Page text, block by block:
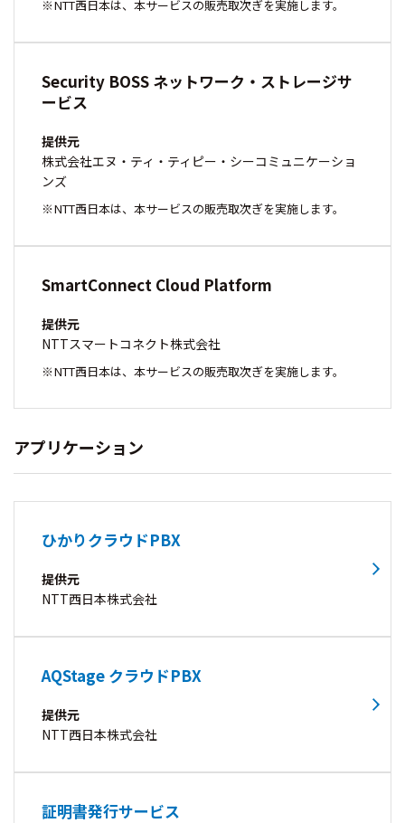
NTT西日本は、本サービスの販売取次ぎを実施します。
Security BOSS ネットワーク・ストレージサ
ービス
提供元
株式会社エヌ・ティ・ティピー・シーコミュニケーショ
ンズ
NTT西日本は、本サービスの販売取次ぎを実施します。
SmartConnect Cloud Platform
提供元
NTTスマートコネクト株式会社
NTT西日本は、本サービスの販売取次ぎを実施します。
アプリケーション
ひかりクラウドPBX
提供元
NTT西日本株式会社
AQStage クラウドPBX
提供元
NTT西日本株式会社
証明書発行サービス